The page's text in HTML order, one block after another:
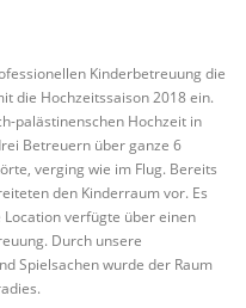
Kinderbetreuung die
die Hochzeitssaison 2018 ein.
palästinenschen Hochzeit in
Betreuern über ganze 6
verging wie im Flug. Bereits
den Kinderraum vor. Es
verfügte über einen
Durch unsere
Spielsachen wurde der Raum